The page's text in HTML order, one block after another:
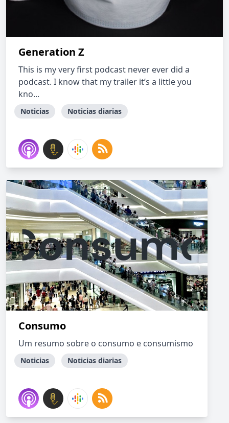
Generation Z
This is my very first podcast never ever did a
podcast. I know that my trailer it’s a little you
kno...
Noticias Noticias diarias
Consumo
Um resumo sobre o consumo e consumismo
Noticias Noticias diarias